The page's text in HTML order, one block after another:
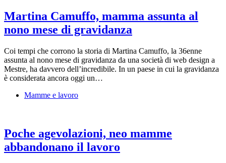
Martina Camuffo, mamma assunta al
nono mese di gravidanza
Coi tempi che corrono la storia di Martina Camuffo, la 36enne
assunta al nono mese di gravidanza da una società di web design a
Mestre, ha davvero dell’incredibile. In un paese in cui la gravidanza
è considerata ancora oggi un…
Mamme e lavoro
Poche agevolazioni, neo mamme
abbandonano il lavoro